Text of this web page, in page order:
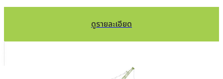
ดูรายละเอียด